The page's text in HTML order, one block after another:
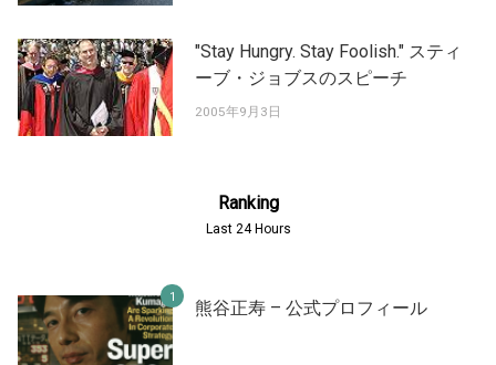
"Stay Hungry. Stay Foolish." スティ
ーブ・ジョブスのスピーチ
2005年9月3日
Ranking
Last 24 Hours
熊谷正寿 – 公式プロフィール